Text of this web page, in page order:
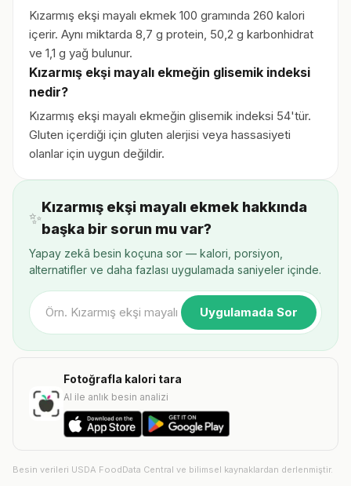
Kızarmış ekşi mayalı ekmek 100 gramında 260 kalori
içerir. Aynı miktarda 8,7 g protein, 50,2 g karbonhidrat
ve 1,1 g yağ bulunur.
Kızarmış ekşi mayalı ekmeğin glisemik indeksi
nedir?
Kızarmış ekşi mayalı ekmeğin glisemik indeksi 54'tür.
Gluten içerdiği için gluten alerjisi veya hassasiyeti
olanlar için uygun değildir.
✨
Kızarmış ekşi mayalı ekmek hakkında
başka bir sorun mu var?
Yapay zekâ besin koçuna sor — kalori, porsiyon,
alternatifler ve daha fazlası uygulamada saniyeler içinde.
Uygulamada Sor
Fotoğrafla kalori tara
AI ile anlık besin analizi
Besin verileri USDA FoodData Central ve bilimsel kaynaklardan derlenmiştir.